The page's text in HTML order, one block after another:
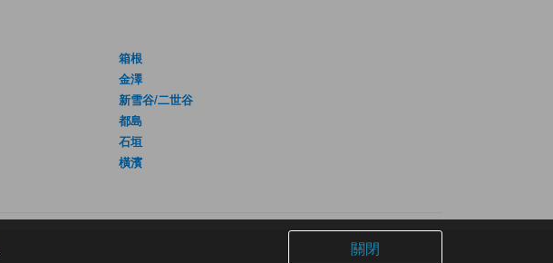
箱根
金澤
新雪谷/二世谷
都島
石垣
橫濱
關閉